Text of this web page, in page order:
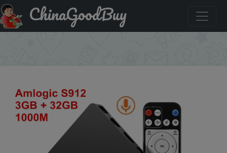
Промокод на знижку AFSYTT DEALDIG BOXD6 TV Box
Android 7.1 3GB 32GB Amlogic S912
ChinaGoodBuy